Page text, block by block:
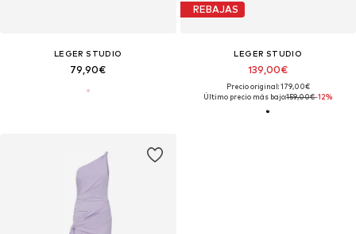
LEGER STUDIO
79,90€
REBAJAS
LEGER STUDIO
139,00€
Precio original: 179,00€
Último precio más bajo:159,00€-12%